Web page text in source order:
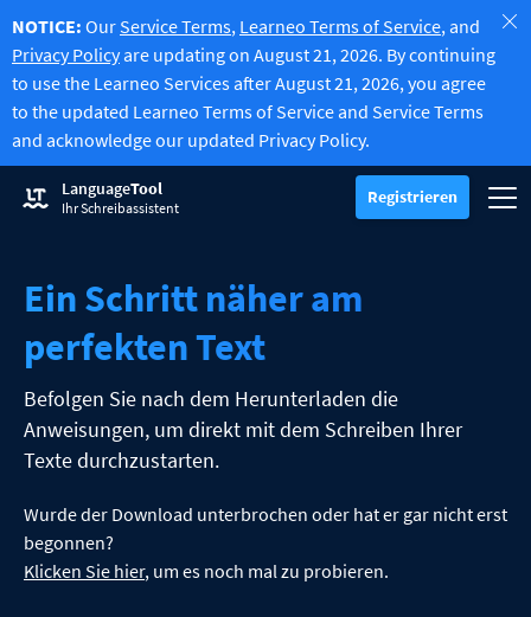
NOTICE: Our Service Terms, Learneo Terms of Service, and
Privacy Policyare updating on August 21, 2026. By continuing
to use the Learneo Services after August 21, 2026, you agree
to the updated Learneo Terms of Service and Service Terms
and acknowledge our updated Privacy Policy.
LanguageTool
Ihr Schreibassistent Registrieren
Grammatikprüfung
Überprüft Ihren Text auf Grammatikfehler und hilft Ihnen dabei,
Rechtschreibprüfung ausprobieren
Premium -20 %
Alle Premiumfunktionen entdecken -20 %
Profitieren Sie von den Vorteilen unbegrenzter
Alle Premiumfunktionen freischalten
LT für Unternehmen
Entdecken Sie unsere DSGVO-konformen Lösungen, die eine
Mehr lesen
Apps & Add-ons
Überprüft Ihren Text auf Grammatikfehler und hilft Ihnen dabei,
Untermenü auswählen
Browser-Add-ons
Chrome
Firefox
Untermenü auswählen
Erweiterungen für E-Mail-Programme
Gmail
Outlook
Untermenü auswählen
Office-Erweiterungen
Google Docs
Untermenü auswählen
Apps
Registrieren Einloggen
Ein Schritt näher am
perfekten Text
Befolgen Sie nach dem Herunterladen die
Anweisungen, um direkt mit dem Schreiben Ihrer
Texte durchzustarten.
Wurde der Download unterbrochen oder hat er gar nicht erst
begonnen?
Klicken Sie hier, um es noch mal zu probieren.